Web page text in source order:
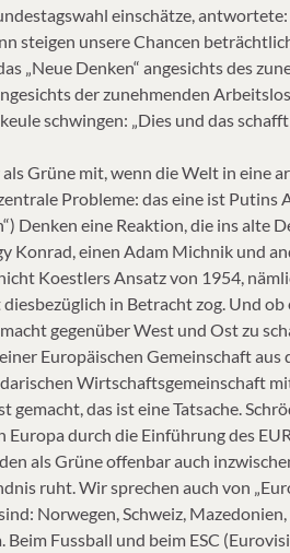
einschätze,
steigen unsere Chancen
„Neue Denken“ angesichts des
der zunehmenden
schwingen: „Dies und das
Grüne mit, wenn die Welt in eine
Probleme: das eine ist Putins
Denken eine Reaktion, die ins alte
Konrad, einen Adam Michnik und
Koestlers Ansatz von 1954,
in Betracht zog. Und
gegenüber West und Ost zu
Europäischen Gemeinschaft
Wirtschaftsgemeinschaft
gemacht, das ist eine Tatsache.
Europa durch die Einführung des
als Grüne offenbar auch
ruht. Wir sprechen auch von
Norwegen, Schweiz,
Beim Fussball und beim ESC